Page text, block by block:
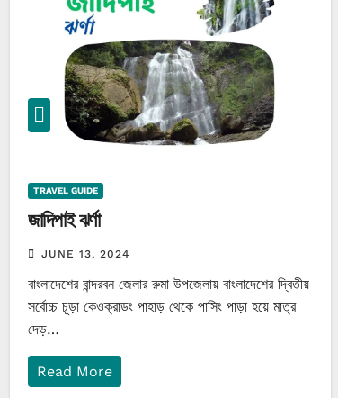
TRAVEL GUIDE
জাদিপাই ঝর্ণা
JUNE 13, 2024
বাংলাদেশের বান্দরবন জেলার রুমা উপজেলায় বাংলাদেশের দ্বিতীয়
সর্বোচ্চ চূড়া কেওক্রাডং পাহাড় থেকে পাসিং পাড়া হয়ে মাত্র
দেড়…
Read More